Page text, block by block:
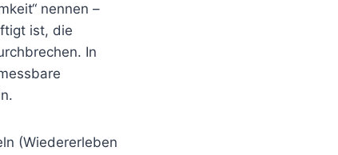
nennen –
ist, die
In
(Wiedererleben